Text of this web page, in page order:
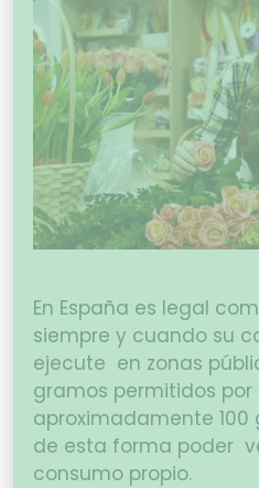
En España es legal
siempre y cuando su
ejecute en zonas
gramos permitidos por
aproximadamente 100
de esta forma poder
consumo propio.